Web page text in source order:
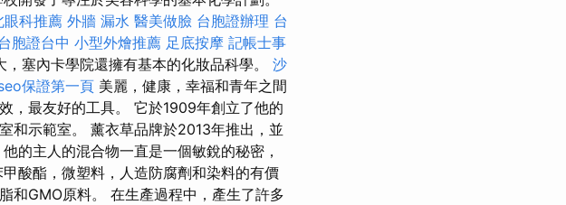
眼科推薦 外牆 漏水 醫美做臉 台胞證辦理 台
胞證台中 小型外燴推薦 足底按摩 記帳士事
，塞內卡學院還擁有基本的化妝品科學。 沙
保證第一頁 美麗，健康，幸福和青年之間
，最友好的工具。 它於1909年創立了他的
和示範室。 薰衣草品牌於2013年推出，並
的主人的混合物一直是一個敏銳的秘密，
酸酯，微塑料，人造防腐劑和染料的有價
和GMO原料。 在生產過程中，產生了許多